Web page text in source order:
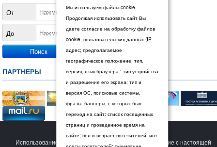
От
До
ПАРТНЕРЫ
Использование сайта Пользователем означает согласие с настоящей
Мы используем файлы cookie.
Продолжая использовать сайт Вы
даете согласие на обработку файлов
cookie, пользовательских данных (IP-
адрес; предполагаемое
географическое положение; тип.
версия, язык браузера : тип устройства
и разрешение его экрана; тип и
версия ОС; поисковые системы,
фразы, баннеры, с которых был
переход на сайт: список посещенных
страниц и проведенное время на
сайте; пол и возраст посетителей; инт